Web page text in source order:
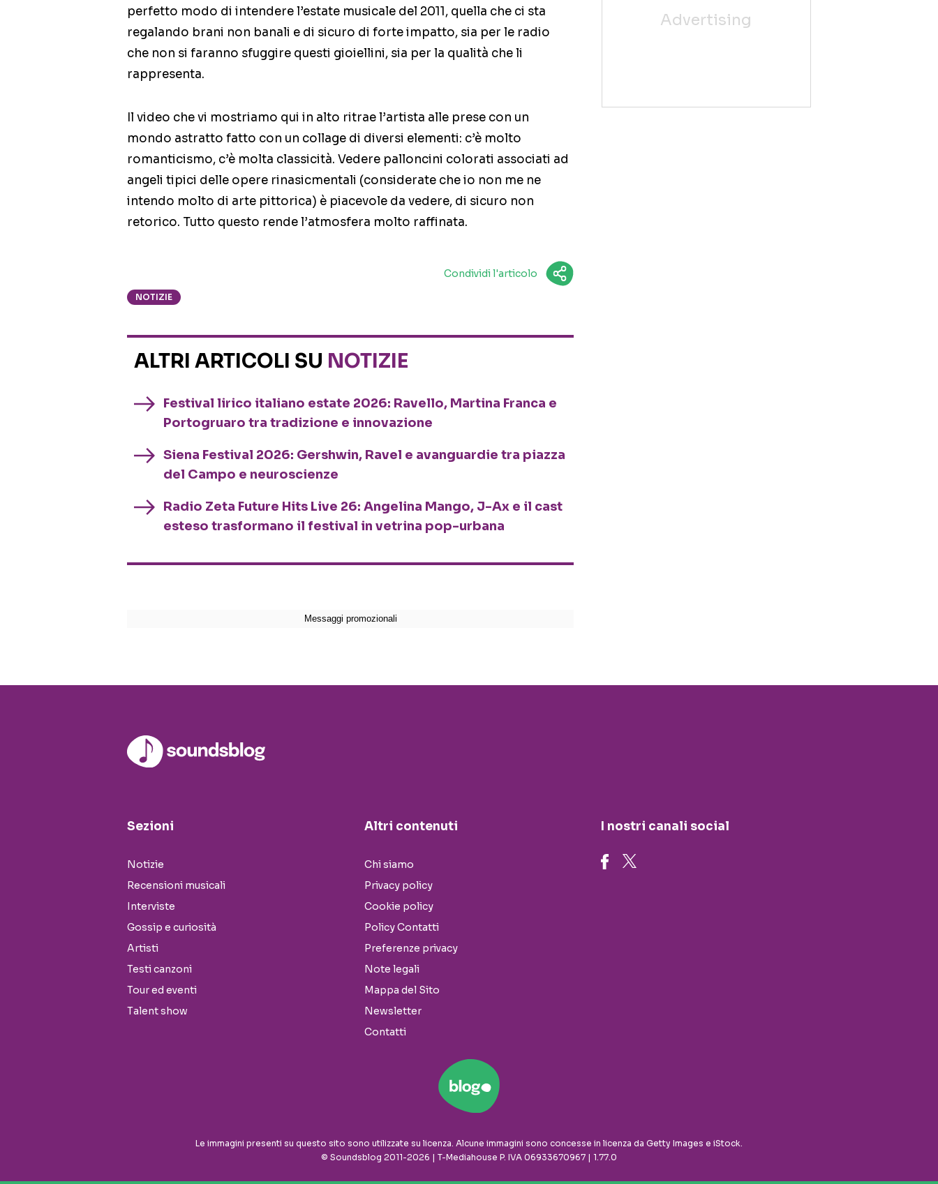
perfetto modo di intendere l’estate musicale del 2011, quella che ci sta
regalando brani non banali e di sicuro di forte impatto, sia per le radio
che non si faranno sfuggire questi gioiellini, sia per la qualità che li
rappresenta.
Il video che vi mostriamo qui in alto ritrae l’artista alle prese con un
mondo astratto fatto con un collage di diversi elementi: c’è molto
romanticismo, c’è molta classicità. Vedere palloncini colorati associati ad
angeli tipici delle opere rinasicmentali (considerate che io non me ne
intendo molto di arte pittorica) è piacevole da vedere, di sicuro non
retorico. Tutto questo rende l’atmosfera molto raffinata.
Condividi l'articolo
NOTIZIE
ALTRI ARTICOLI SU NOTIZIE
Festival lirico italiano estate 2026: Ravello, Martina Franca e
Portogruaro tra tradizione e innovazione
Siena Festival 2026: Gershwin, Ravel e avanguardie tra piazza
del Campo e neuroscienze
Radio Zeta Future Hits Live 26: Angelina Mango, J-Ax e il cast
esteso trasformano il festival in vetrina pop-urbana
Sezioni
Notizie
Recensioni musicali
Interviste
Gossip e curiosità
Artisti
Testi canzoni
Tour ed eventi
Talent show
Altri contenuti
Chi siamo
Privacy policy
Cookie policy
Policy Contatti
Preferenze privacy
Note legali
Mappa del Sito
Newsletter
Contatti
I nostri canali social
Le immagini presenti su questo sito sono utilizzate su licenza. Alcune immagini sono concesse in licenza da Getty Images e iStock.
© Soundsblog 2011-2026 | T-Mediahouse P. IVA 06933670967 | 1.77.0